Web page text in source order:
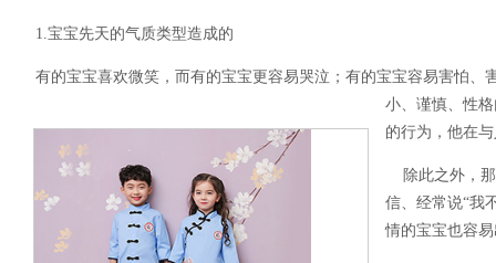
1.宝宝先天的气质类型造成的
有的宝宝喜欢微笑，而有的宝宝更容易哭泣；有的宝宝容易害怕、
小、谨慎、性
的行为，他在
除此之外，那
信、经常说“我
情的宝宝也容